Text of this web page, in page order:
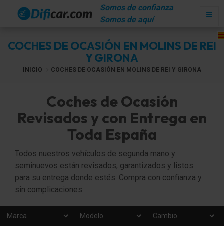
Somos de confianza
Somos de aquí
COCHES DE OCASIÓN EN MOLINS DE REI
Y GIRONA
INICIO COCHES DE OCASIÓN EN MOLINS DE REI Y GIRONA
Coches de Ocasión
Revisados y con Entrega en
Toda España
Todos nuestros vehículos de segunda mano y
seminuevos están revisados, garantizados y listos
para su entrega donde estés. Compra con confianza y
sin complicaciones.